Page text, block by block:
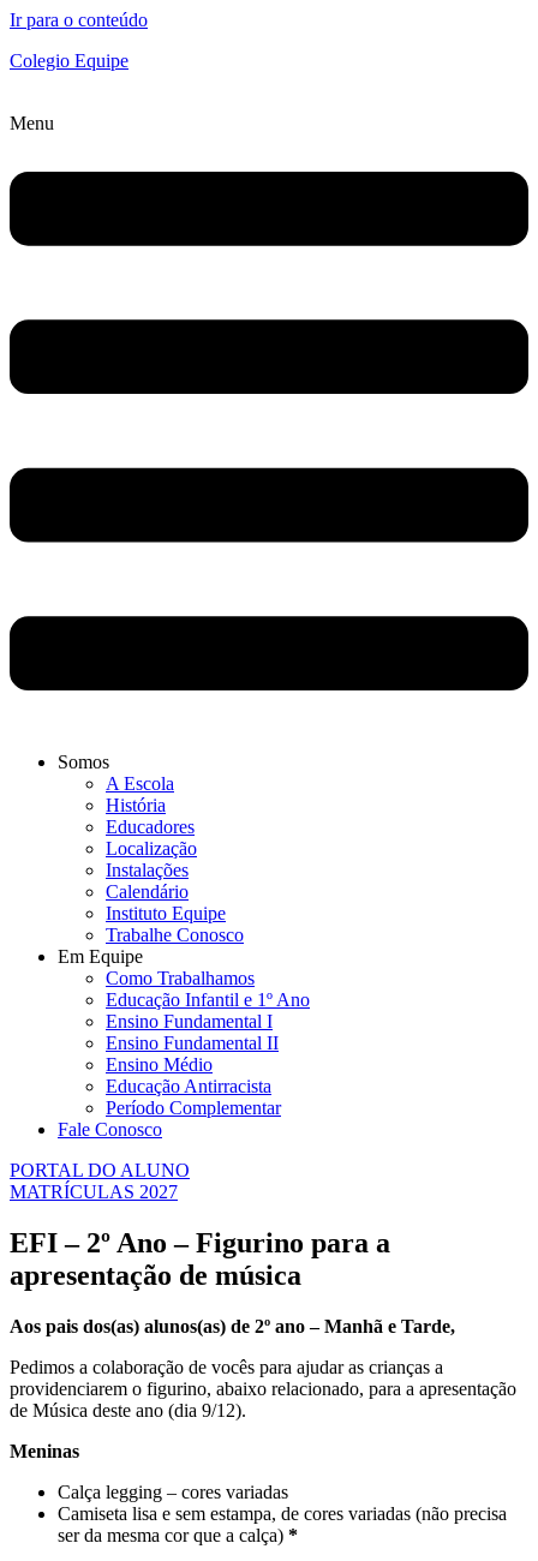
Ir para o conteúdo
Colegio Equipe
Menu
Somos
A Escola
História
Educadores
Localização
Instalações
Calendário
Instituto Equipe
Trabalhe Conosco
Em Equipe
Como Trabalhamos
Educação Infantil e 1º Ano
Ensino Fundamental I
Ensino Fundamental II
Ensino Médio
Educação Antirracista
Período Complementar
Fale Conosco
PORTAL DO ALUNO
MATRÍCULAS 2027
EFI – 2º Ano – Figurino para a
apresentação de música
Aos pais dos(as) alunos(as) de 2º ano – Manhã e Tarde,
Pedimos a colaboração de vocês para ajudar as crianças a
providenciarem o figurino, abaixo relacionado, para a apresentação
de Música deste ano (dia 9/12).
Meninas
Calça legging – cores variadas
Camiseta lisa e sem estampa, de cores variadas (não precisa
ser da mesma cor que a calça) *